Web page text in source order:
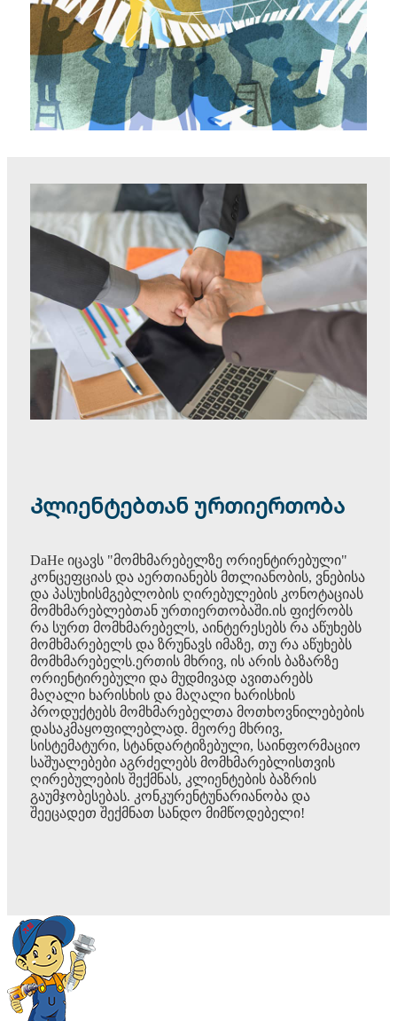
Კლიენტებთან ურთიერთობა
DaHe იცავს "მომხმარებელზე ორიენტირებული"
კონცეფციას და აერთიანებს მთლიანობის, ვნებისა
და პასუხისმგებლობის ღირებულების კონოტაციას
მომხმარებლებთან ურთიერთობაში.ის ფიქრობს
რა სურთ მომხმარებელს, აინტერესებს რა აწუხებს
მომხმარებელს და ზრუნავს იმაზე, თუ რა აწუხებს
მომხმარებელს.ერთის მხრივ, ის არის ბაზარზე
ორიენტირებული და მუდმივად ავითარებს
მაღალი ხარისხის და მაღალი ხარისხის
პროდუქტებს მომხმარებელთა მოთხოვნილებების
დასაკმაყოფილებლად. მეორე მხრივ,
სისტემატური, სტანდარტიზებული, საინფორმაციო
საშუალებები აგრძელებს მომხმარებლისთვის
ღირებულების შექმნას, კლიენტების ბაზრის
გაუმჯობესებას. კონკურენტუნარიანობა და
შეეცადეთ შექმნათ სანდო მიმწოდებელი!